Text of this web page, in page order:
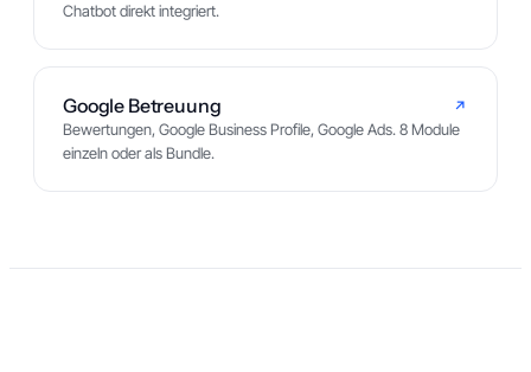
Chatbot direkt integriert.
Google Betreuung
Bewertungen, Google Business Profile, Google Ads. 8 Module
einzeln oder als Bundle.